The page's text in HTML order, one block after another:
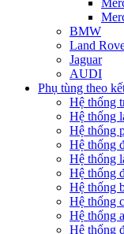
BMW
Land
Jaguar
AUDI
Phụ tùng theo
Hệ thống
Hệ thống
Hệ thống
Hệ thống
Hệ thống
Hệ thống
Hệ thống
Hệ thống
Hệ thống
Hệ thống